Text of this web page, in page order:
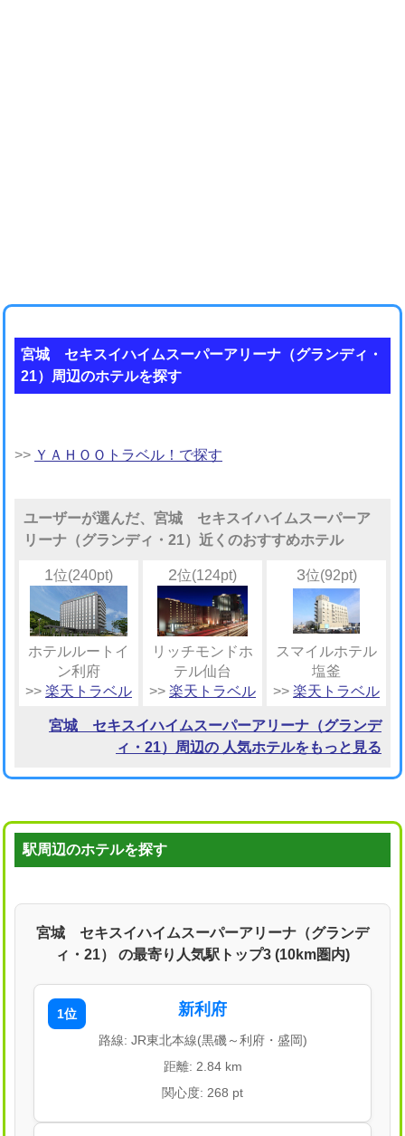
宮城 セキスイハイムスーパーアリーナ（グランディ・
21）周辺のホテルを探す
>> ＹＡＨＯＯトラベル！で探す
ユーザーが選んだ、宮城 セキスイハイムスーパーア
リーナ（グランディ・21）近くのおすすめホテル
1位(240pt)
ホテルルートイ
ン利府
>> 楽天トラベル
2位(124pt)
リッチモンドホ
テル仙台
>> 楽天トラベル
3位(92pt)
スマイルホテル
塩釜
>> 楽天トラベル
宮城 セキスイハイムスーパーアリーナ（グランデ
ィ・21）周辺の 人気ホテルをもっと見る
駅周辺のホテルを探す
宮城 セキスイハイムスーパーアリーナ（グランデ
ィ・21） の最寄り人気駅トップ3 (10km圏内)
1位 新利府
路線: JR東北本線(黒磯～利府・盛岡)
距離: 2.84 km
関心度: 268 pt